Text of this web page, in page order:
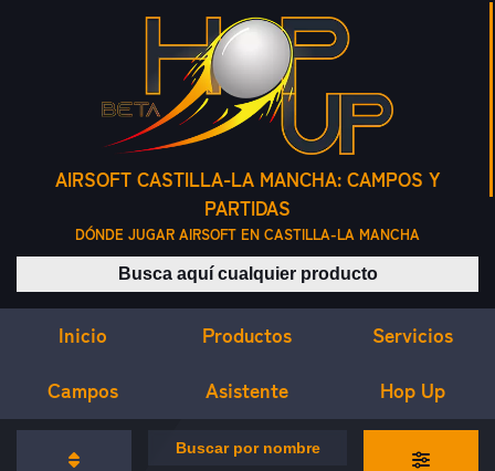
AIRSOFT CASTILLA-LA MANCHA: CAMPOS Y
PARTIDAS
DÓNDE JUGAR AIRSOFT EN CASTILLA-LA MANCHA
Buscar productos
Inicio Productos Servicios
Campos Asistente Hop Up
CAMPOS DE AIRSOFT
Buscar campos por nombre